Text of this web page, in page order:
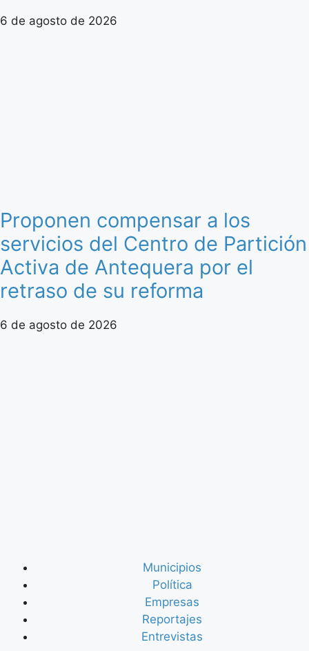
6 de agosto de 2026
Proponen compensar a los
servicios del Centro de Partición
Activa de Antequera por el
retraso de su reforma
6 de agosto de 2026
Municipios
Política
Empresas
Reportajes
Entrevistas